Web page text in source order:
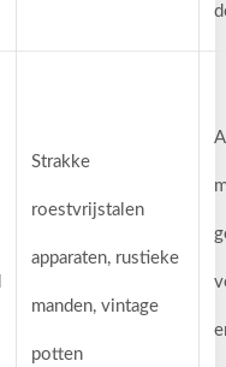
Strakke
roestvrijstalen
apparaten, rustieke
manden, vintage
potten